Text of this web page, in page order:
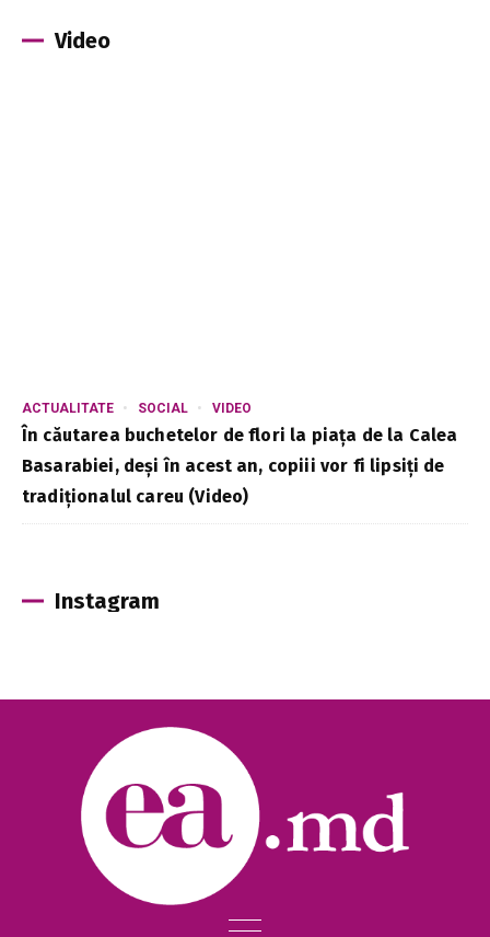
Video
ACTUALITATE SOCIAL VIDEO
În căutarea buchetelor de flori la piața de la Calea
Basarabiei, deși în acest an, copiii vor fi lipsiți de
tradiționalul careu (Video)
Instagram